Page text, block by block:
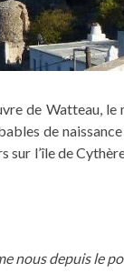
de Watteau,
de
sur l’île de
nous depuis le